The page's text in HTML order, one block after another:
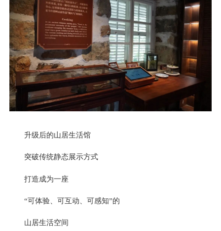
升级后的山居生活馆
突破传统静态展示方式
打造成为一座
“可体验、可互动、可感知”的
山居生活空间